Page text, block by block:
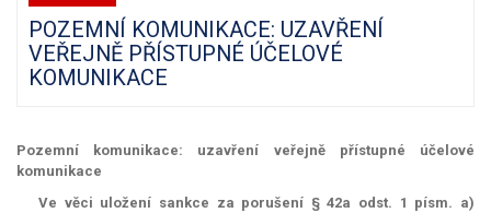
POZEMNÍ KOMUNIKACE: UZAVŘENÍ
VEŘEJNĚ PŘÍSTUPNÉ ÚČELOVÉ
KOMUNIKACE
Pozemní komunikace: uzavření veřejně přístupné účelové
komunikace
Ve věci uložení sankce za porušení § 42a odst. 1 písm. a)